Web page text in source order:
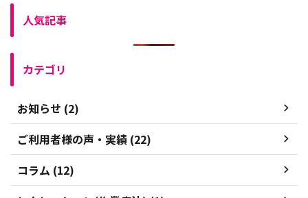
人気記事
カテゴリ
お知らせ (2)
ご利用者様の声・実績 (22)
コラム (12)